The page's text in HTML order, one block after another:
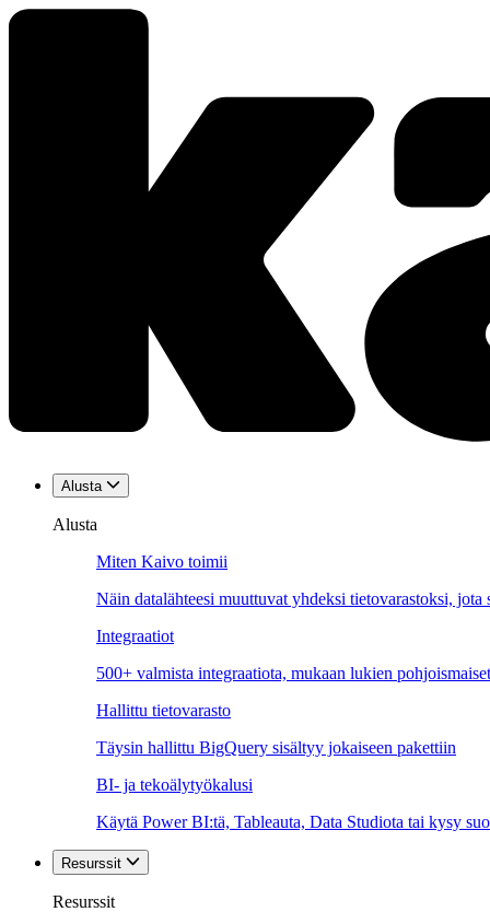
Alusta
Alusta
Miten Kaivo toimii
Näin datalähteesi muuttuvat yhdeksi tietovarastoksi, jota
Integraatiot
500+ valmista integraatiota, mukaan lukien
Hallittu tietovarasto
Täysin hallittu BigQuery sisältyy jokaiseen pakettiin
BI- ja tekoälytyökalusi
Käytä Power BI:tä, Tableauta, Data Studiota tai kysy
Resurssit
Resurssit